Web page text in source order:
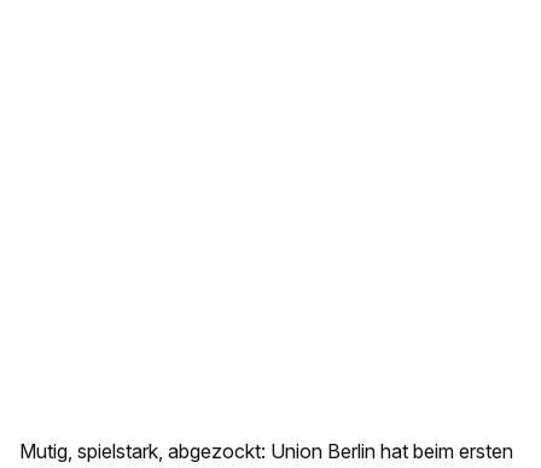
Mutig, spielstark, abgezockt: Union Berlin hat beim ersten